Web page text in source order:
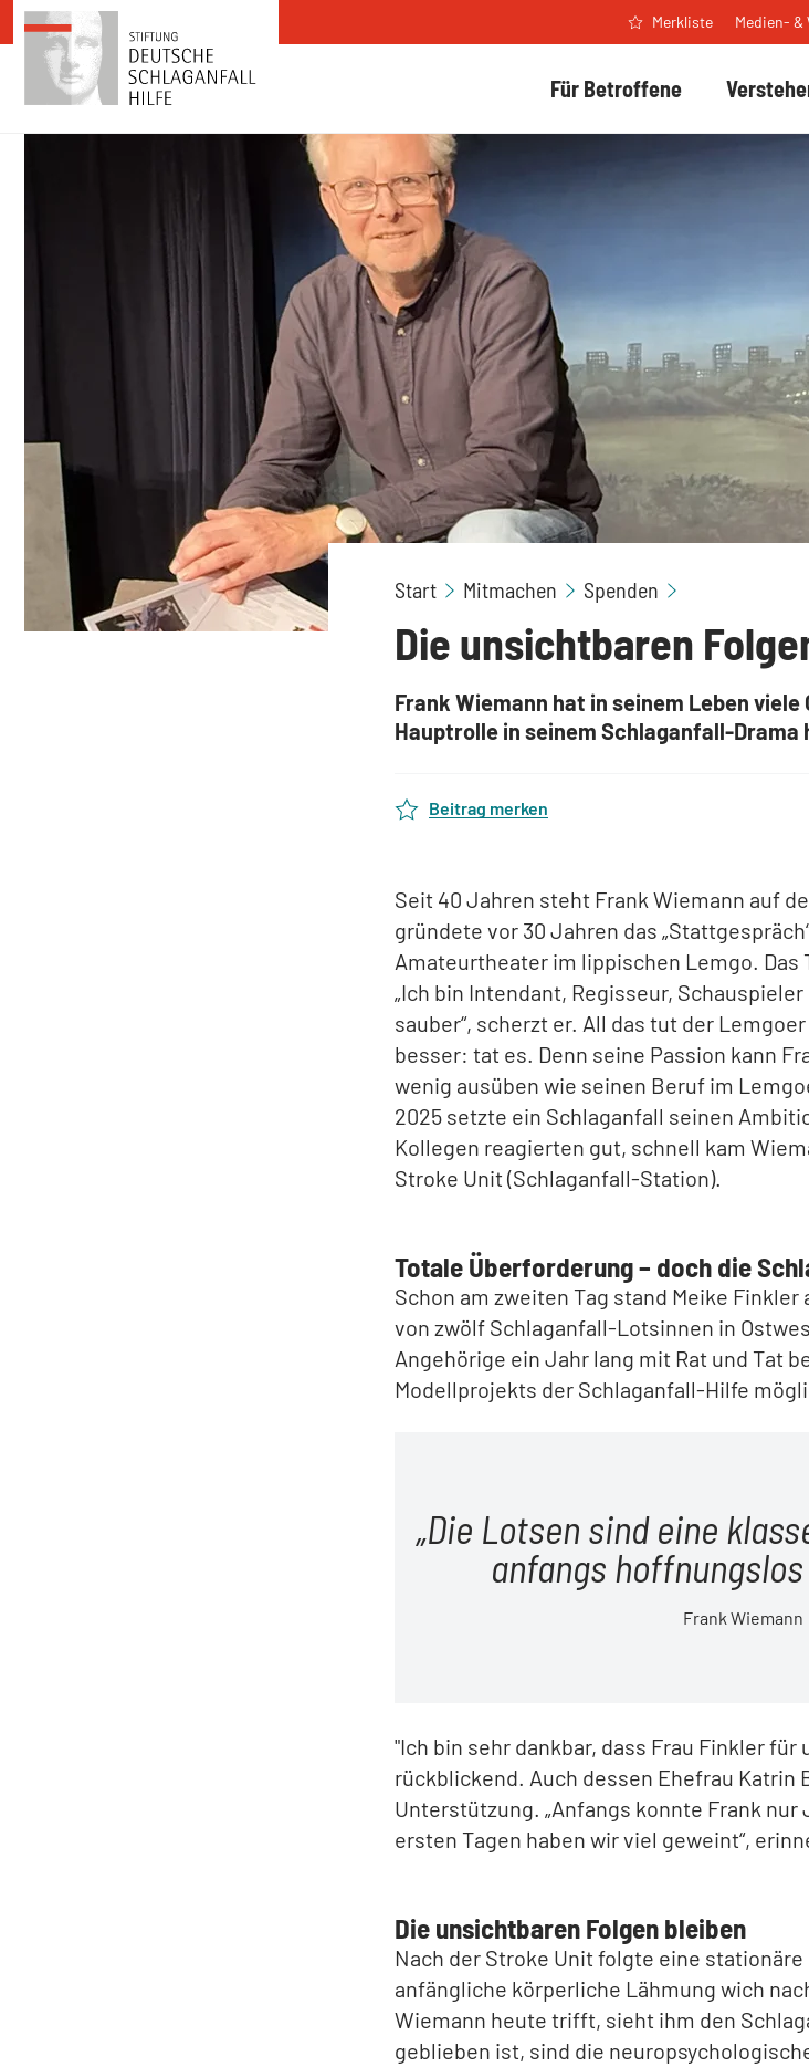
Zum Inhalt springen
Für Betroffene
Merkliste Medien- &
Start Mitmachen Spenden
Die unsichtbaren
Frank Wiemann hat in seinem Leben
Hauptrolle in seinem Schlaganfall-
Beitrag merken
Seit 40 Jahren steht Frank Wiemann auf
gründete vor 30 Jahren das
Amateurtheater im lippischen Lemgo. Das
„Ich bin Intendant, Regisseur,
sauber“, scherzt er. All das tut der
besser: tat es. Denn seine Passion kann
wenig ausüben wie seinen Beruf im
2025 setzte ein Schlaganfall seinen
Kollegen reagierten gut, schnell kam
Stroke Unit (Schlaganfall-Station).
Totale Überforderung – doch die
Schon am zweiten Tag stand Meike
von zwölf Schlaganfall-Lotsinnen in
Angehörige ein Jahr lang mit Rat und Tat
Modellprojekts der Schlaganfall-Hilfe
Die Lotsen sind eine
anfangs
Frank Wiemann
"Ich bin sehr dankbar, dass Frau Finkler für
rückblickend. Auch dessen Ehefrau Katrin
Unterstützung. „Anfangs konnte Frank nur
ersten Tagen haben wir viel geweint“,
Die unsichtbaren Folgen bleiben
Nach der Stroke Unit folgte eine
anfängliche körperliche Lähmung wich
Wiemann heute trifft, sieht ihm den
geblieben ist, sind die